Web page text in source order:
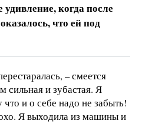
когда после
что ей под
– смеется
сильная и зубастая. Я
и о себе надо не забыть!
Я выходила из машины и